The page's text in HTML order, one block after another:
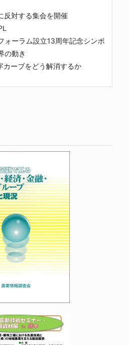
反対する集会を開催
ーラム設立13周年記念シンポ
の動き
ーブをどう解消するか